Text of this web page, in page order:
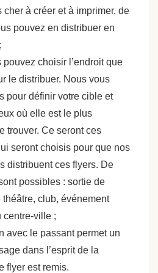
cher à créer et à imprimer, de
pouvez en distribuer en
pouvez choisir l’endroit que
le distribuer. Nous vous
pour définir votre cible et
où elle est le plus
trouver. Ce seront ces
seront choisis pour que nos
distribuent ces flyers. De
possibles : sortie de
théâtre, club, événement
centre-ville ;
avec le passant permet un
dans l’esprit de la
flyer est remis.